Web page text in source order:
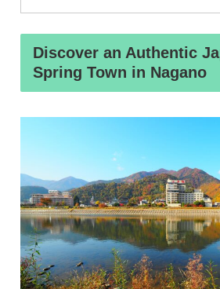
Discover an Authentic
Spring Town in Nagano